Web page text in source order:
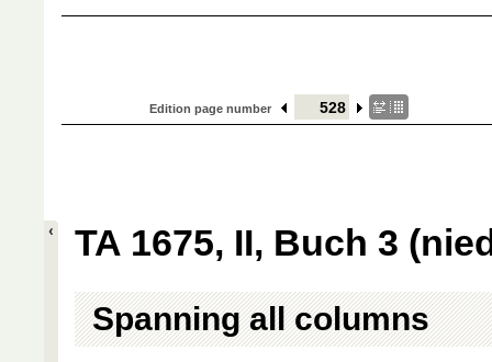
Edition page number
TA 1675, II, Buch 3
Spanning all columns